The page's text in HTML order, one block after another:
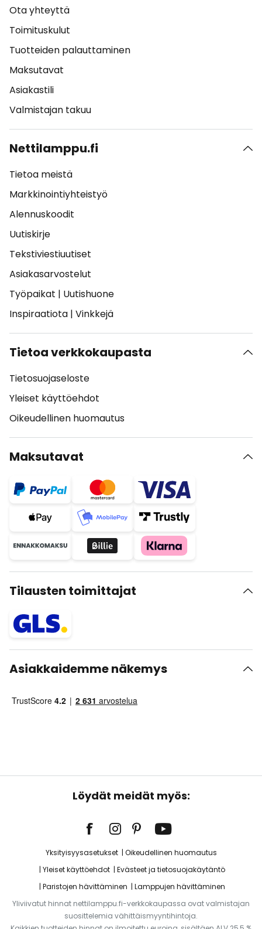
Ota yhteyttä
Toimituskulut
Tuotteiden palauttaminen
Maksutavat
Asiakastili
Valmistajan takuu
Nettilamppu.fi
Tietoa meistä
Markkinointiyhteistyö
Alennuskoodit
Uutiskirje
Tekstiviestiuutiset
Asiakasarvostelut
Työpaikat | Uutishuone
Inspiraatiota | Vinkkejä
Tietoa verkkokaupasta
Tietosuojaseloste
Yleiset käyttöehdot
Oikeudellinen huomautus
Maksutavat
Tilausten toimittajat
Asiakkaidemme näkemys
Löydät meidät myös:
Yksityisyysasetukset
Oikeudellinen huomautus
Yleiset käyttöehdot
Evästeet ja tietosuojakäytäntö
Paristojen hävittäminen
Lamppujen hävittäminen
Yliviivatut hinnat nettilamppu.fi-verkkokaupassa ovat valmistajan
suosittelemia vähittäismyyntihintoja.